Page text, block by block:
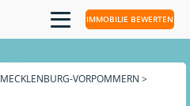
IMMOBILIE BEWERTEN
MECKLENBURG-VORPOMMERN >